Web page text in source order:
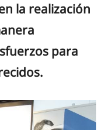
la realización
para